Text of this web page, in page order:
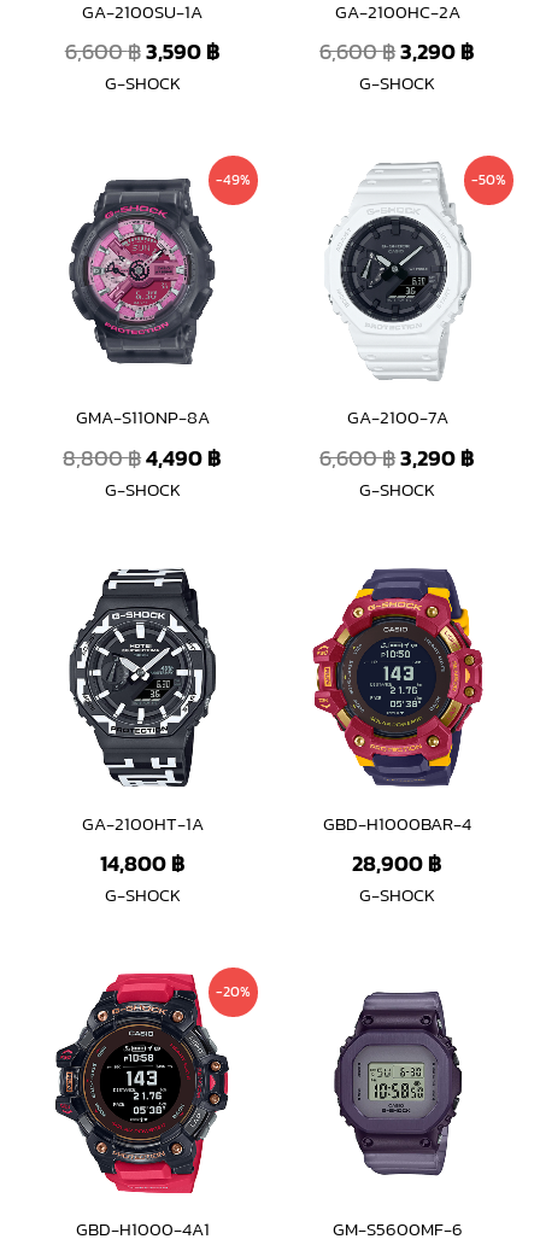
GA-2100SU-1A
6,600฿3,590฿
G-SHOCK
GA-2100HC-2A
6,600฿3,290฿
G-SHOCK
-49%
GMA-S110NP-8A
8,800฿
Original
price
was:
8,800 ฿.
4,490฿
Current
price
G-SHOCK
-50%
GA-2100-7A
6,600฿
Original
price
was:
6,600 ฿.
3,290฿
price
G-SHOCK
GA-2100HT-1A
14,800฿
G-SHOCK
GBD-H1000BAR-4
28,900฿
G-SHOCK
-20%
GBD-H1000-4A1
Original
price
was:
19,800 ฿.
Current
price
GM-S5600MF-6